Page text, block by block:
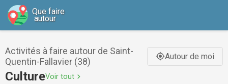
Que faire
autour
Activités à faire autour de Saint-
Quentin-Fallavier (38)
gps_fixedAutour de moi
CultureVoir tout chevron_right